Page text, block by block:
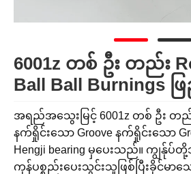
6001z တစ် ဦး တည်း
Ball Ball Burnings
အရည်အသွေးမြင့် 6001z တစ် ဦး တည်
နက်ရှိုင်းသော Groove နက်ရှိုင်းသော
Hengji bearing မှပေးသည်။ ကျွန်ု
ကုန်ပစ္စည်းပေးသွင်းသူဖြစ်ပြီးခိုင်မာသ